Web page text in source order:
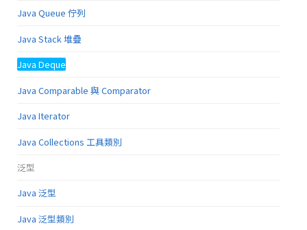
Java Queue 佇列
Java Stack 堆疊
Java Deque
Java Comparable 與 Comparator
Java Iterator
Java Collections 工具類別
泛型
Java 泛型
Java 泛型類別